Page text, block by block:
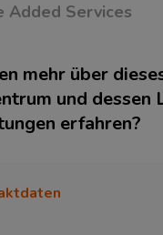
Added Services
mehr über
und
erfahren?